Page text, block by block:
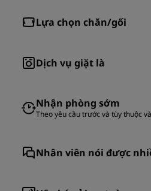
Lựa chọn chăn/gối
Dịch vụ giặt là
Nhận phòng sớm
Theo yêu cầu trước và tùy thuộc
Nhân viên nói được